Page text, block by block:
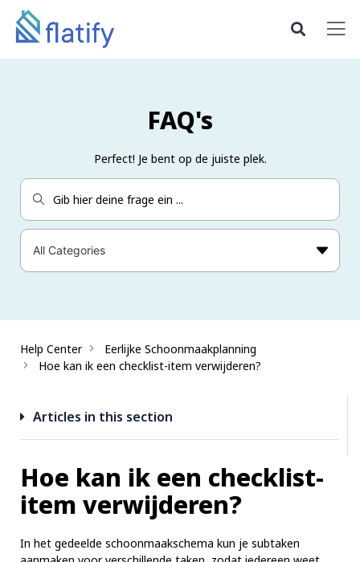
FAQ's
Perfect! Je bent op de juiste plek.
Help Center
Eerlijke Schoonmaakplanning
Hoe kan ik een checklist-item verwijderen?
Articles in this section
Hoe kan ik een checklist-
item verwijderen?
In het gedeelde schoonmaakschema kun je subtaken